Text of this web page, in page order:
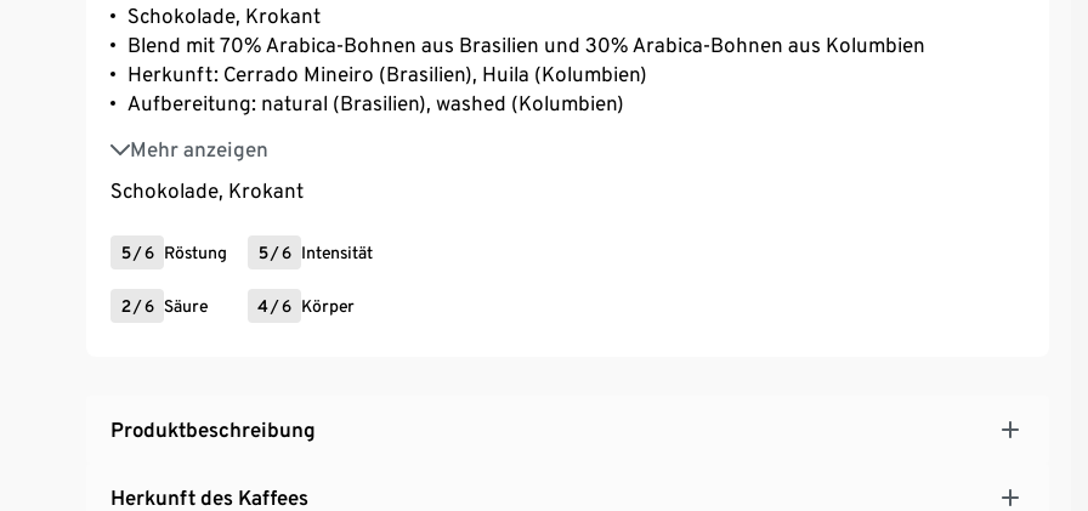
Schokolade, Krokant
Blend mit 70% Arabica-Bohnen aus Brasilien und 30% Arabica-Bohnen aus Kolumbien
Herkunft: Cerrado Mineiro (Brasilien), Huila (Kolumbien)
Aufbereitung: natural (Brasilien), washed (Kolumbien)
Mehr anzeigen
Varietät: Yellow Catuai (Brasilien), Caturry, Castillo (Kolumbien)
Schokolade, Krokant
5 /6 Röstung 5 /6 Intensität
2 /6 Säure 4/6 Körper
Produktbeschreibung
Herkunft des Kaffees